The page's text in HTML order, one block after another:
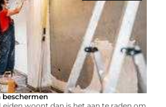
beschermen